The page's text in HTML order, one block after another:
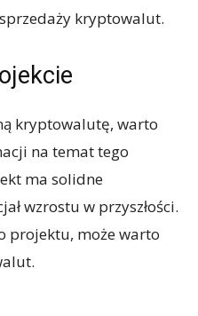
kryptowalut.
kryptowalutę, warto
na temat tego
ma solidne
wzrostu w przyszłości.
projektu, może warto